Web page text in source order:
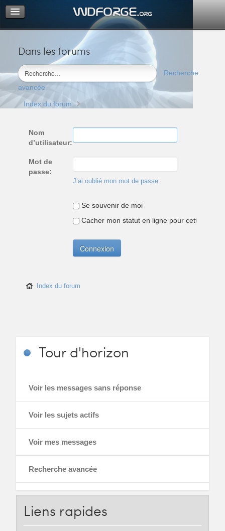
Dans les forums
Recherche
avancée
Portail
Index du forum
M’enregistrer
Connexion
Index du forum
Nom
d’utilisateur:
Mot de
passe:
J’ai oublié mon mot de passe
Se souvenir de moi
Cacher mon statut en ligne pour cette
Index du forum
Tourd'horizon
Voir les messages sans réponse
Voir les sujets actifs
Voir mes messages
Recherche avancée
Liens rapides